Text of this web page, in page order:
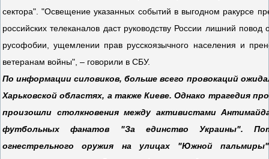
сектора". "Освещение указанных событий в выгодном ракурсе
российских телеканалов даст руководству России лишний повод
русофобии, ущемлении прав русскоязычного населения и
ветеранам войны", – говорили в СБУ.
По информации силовиков, больше всего провокаций
Харьковской областях, а также Киеве. Однако трагедия
произошли столкновения между активистами
футбольных фанатов "За единство Украины".
огнестрельного оружия на улицах "Южной